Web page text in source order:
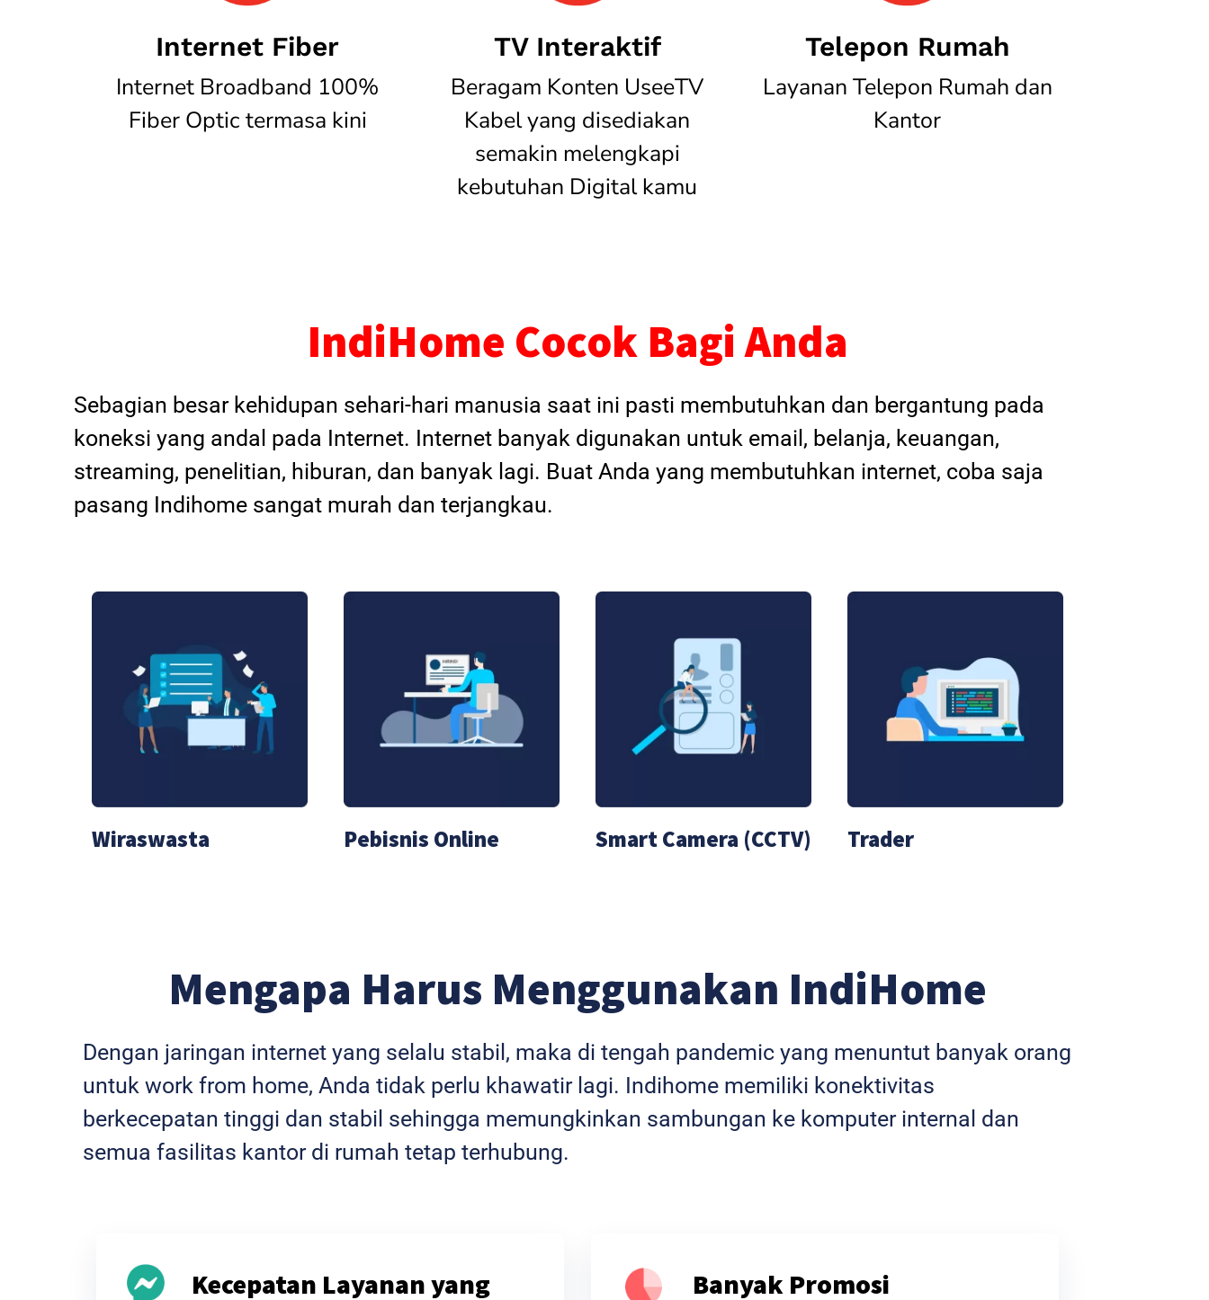
Internet Fiber
Internet Broadband 100%
Fiber Optic termasa kini
TV Interaktif
Beragam Konten UseeTV
Kabel yang disediakan
semakin melengkapi
kebutuhan Digital kamu
Telepon Rumah
Layanan Telepon Rumah dan
Kantor
IndiHome Cocok Bagi Anda
Sebagian besar kehidupan sehari-hari manusia saat ini pasti membutuhkan dan bergantung pada
koneksi yang andal pada Internet. Internet banyak digunakan untuk email, belanja, keuangan,
streaming, penelitian, hiburan, dan banyak lagi. Buat Anda yang membutuhkan internet, coba saja
pasang Indihome sangat murah dan terjangkau.
Wiraswasta Pebisnis Online Smart Camera (CCTV) Trader
Mengapa Harus Menggunakan IndiHome
Dengan jaringan internet yang selalu stabil, maka di tengah pandemic yang menuntut banyak orang
untuk work from home, Anda tidak perlu khawatir lagi. Indihome memiliki konektivitas
berkecepatan tinggi dan stabil sehingga memungkinkan sambungan ke komputer internal dan
semua fasilitas kantor di rumah tetap terhubung.
Kecepatan Layanan yang Banyak Promosi